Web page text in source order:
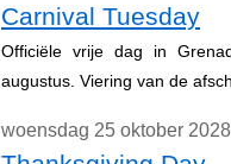
Carnival Tuesday
Officiële vrije dag in
augustus. Viering van de
woensdag 25 oktober 2028